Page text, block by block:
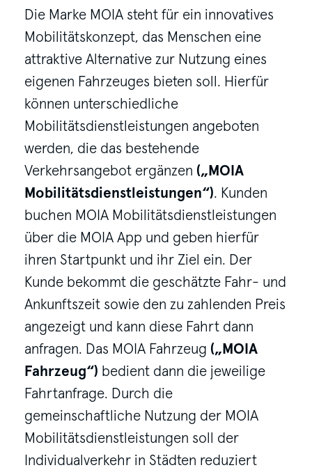
Die Marke MOIA steht für ein innovatives
Mobilitätskonzept, das Menschen eine
attraktive Alternative zur Nutzung eines
eigenen Fahrzeuges bieten soll. Hierfür
können unterschiedliche
Mobilitätsdienstleistungen angeboten
werden, die das bestehende
Verkehrsangebot ergänzen („MOIA
Mobilitätsdienstleistungen“). Kunden
buchen MOIA Mobilitätsdienstleistungen
über die MOIA App und geben hierfür
ihren Startpunkt und ihr Ziel ein. Der
Kunde bekommt die geschätzte Fahr- und
Ankunftszeit sowie den zu zahlenden Preis
angezeigt und kann diese Fahrt dann
anfragen. Das MOIA Fahrzeug („MOIA
Fahrzeug“) bedient dann die jeweilige
Fahrtanfrage. Durch die
gemeinschaftliche Nutzung der MOIA
Mobilitätsdienstleistungen soll der
Individualverkehr in Städten reduziert